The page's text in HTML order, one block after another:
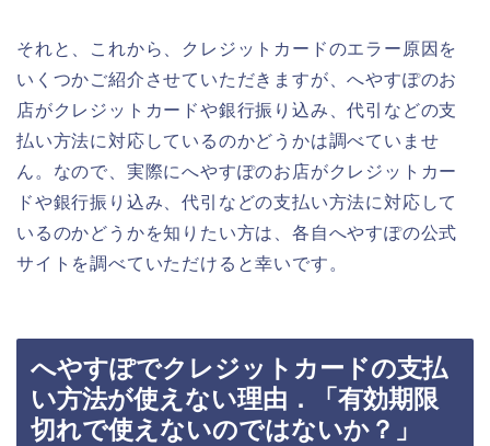
それと、これから、クレジットカードのエラー原因を
いくつかご紹介させていただきますが、へやすぽのお
店がクレジットカードや銀行振り込み、代引などの支
払い方法に対応しているのかどうかは調べていませ
ん。なので、実際にへやすぽのお店がクレジットカー
ドや銀行振り込み、代引などの支払い方法に対応して
いるのかどうかを知りたい方は、各自へやすぽの公式
サイトを調べていただけると幸いです。
へやすぽでクレジットカードの支払
い方法が使えない理由．「有効期限
切れで使えないのではないか？」